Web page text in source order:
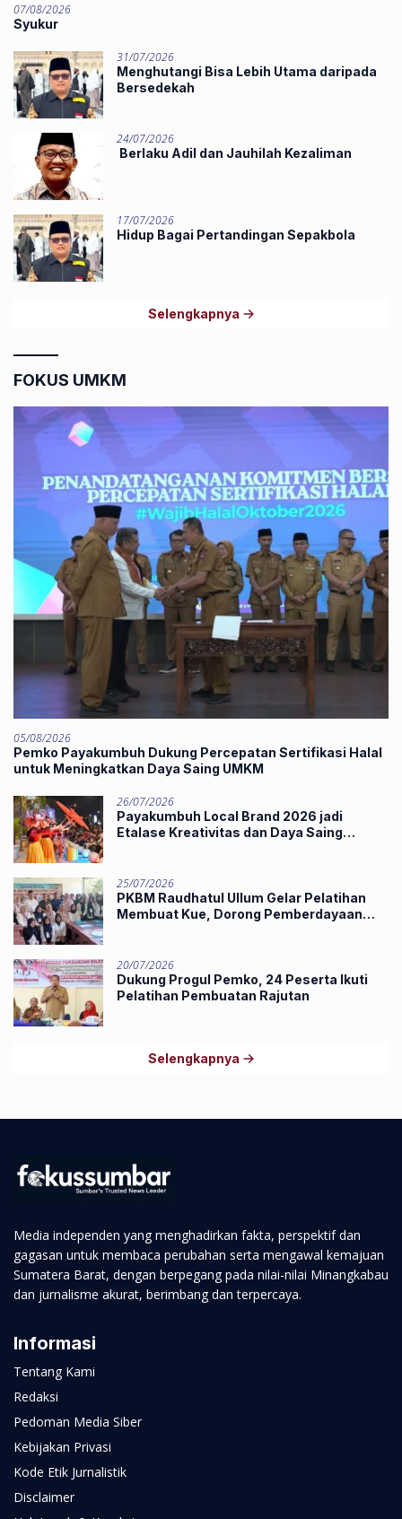
07/08/2026
Syukur
31/07/2026
Menghutangi Bisa Lebih Utama daripada
Bersedekah
24/07/2026
Berlaku Adil dan Jauhilah Kezaliman
17/07/2026
Hidup Bagai Pertandingan Sepakbola
Selengkapnya
FOKUS UMKM
05/08/2026
Pemko Payakumbuh Dukung Percepatan Sertifikasi Halal
untuk Meningkatkan Daya Saing UMKM
26/07/2026
Payakumbuh Local Brand 2026 jadi
Etalase Kreativitas dan Daya Saing
25/07/2026
PKBM Raudhatul Ullum Gelar Pelatihan
Membuat Kue, Dorong Pemberdayaan
20/07/2026
Dukung Progul Pemko, 24 Peserta Ikuti
Pelatihan Pembuatan Rajutan
Selengkapnya
Media independen yang menghadirkan fakta, perspektif dan
gagasan untuk membaca perubahan serta mengawal kemajuan
Sumatera Barat, dengan berpegang pada nilai-nilai Minangkabau
dan jurnalisme akurat, berimbang dan terpercaya.
Informasi
Tentang Kami
Redaksi
Pedoman Media Siber
Kebijakan Privasi
Kode Etik Jurnalistik
Disclaimer